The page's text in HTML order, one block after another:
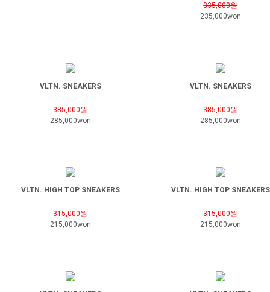
335,000원
235,000won
VLTN. SNEAKERS
385,000원
285,000won
VLTN. SNEAKERS
385,000원
285,000won
VLTN. HIGH TOP SNEAKERS
315,000원
215,000won
VLTN. HIGH TOP SNEAKERS
315,000원
215,000won